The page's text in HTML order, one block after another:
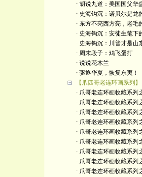
· 胡说九道：美国国父华
· 史海钩沉：诺贝尔是龙
· 东方不亮西方亮，老毛
· 史海钩沉：安徒生笔下
· 史海钩沉：川普才是山
· 周末段子：鸡飞蛋打
· 说说花木兰
· 驱逐华夏，恢复东夷！
【爪四哥老连环画系列】
· 爪哥老连环画收藏系列
· 爪哥老连环画收藏系列
· 爪哥老连环画收藏系列
· 爪哥老连环画收藏系列
· 爪哥老连环画收藏系列
· 爪哥老连环画收藏系列
· 爪哥老连环画收藏系列
· 爪哥老连环画收藏系列
· 爪哥老连环画收藏系列